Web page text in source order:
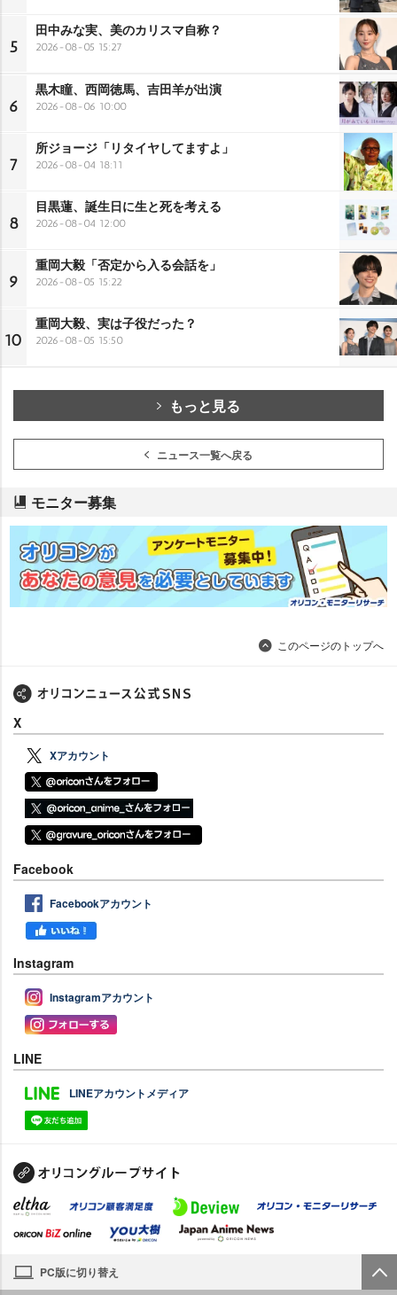
5
田中みな実、美のカリスマ自称？
2026-08-05 15:27
6
黒木瞳、西岡徳馬、吉田羊が出演
2026-08-06 10:00
7
所ジョージ「リタイヤしてますよ」
2026-08-04 18:11
8
目黒蓮、誕生日に生と死を考える
2026-08-04 12:00
9
重岡大毅「否定から入る会話を」
2026-08-05 15:22
10
重岡大毅、実は子役だった？
2026-08-05 15:50
もっと見る
ニュース一覧へ戻る
モニター募集
このページのトップへ
X
Xアカウント
Facebook
Facebookアカウント
Instagram
Instagramアカウント
LINE
LINEアカウントメディア
PC版に切り替え